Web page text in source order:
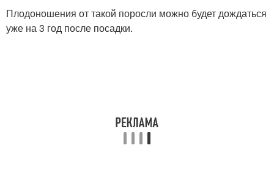
Плодоношения от такой поросли можно будет дождаться
уже на 3 год после посадки.